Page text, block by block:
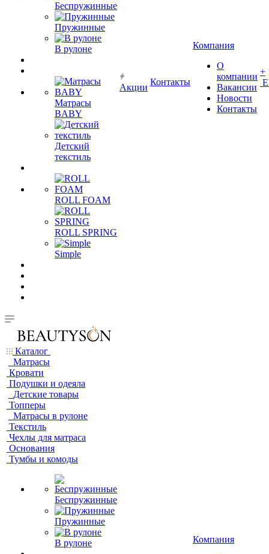
Беспружинные
Пружинные
В рулоне
Матрасы
BABY
Детский
текстиль
ROLL FOAM
ROLL SPRING
Simple
Акции
Контакты
Компания
О
компании
Вакансии
Новости
Контакты
+
Каталог
Матрасы
Кровати
Подушки и одеяла
Детские товары
Топперы
Матрасы в рулоне
Текстиль
Чехлы для матраса
Основания
Тумбы и комоды
Беспружинные
Пружинные
В рулоне
Компания